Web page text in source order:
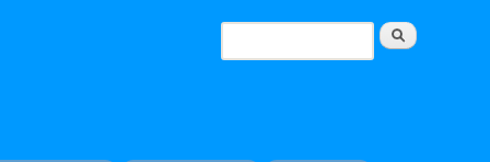
Форма поиска